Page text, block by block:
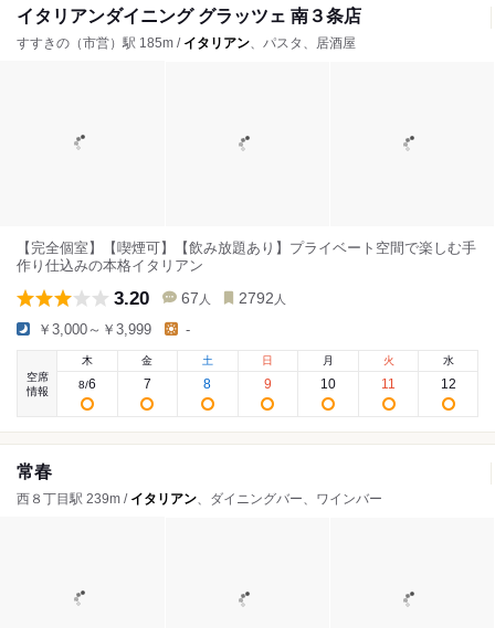
イタリアンダイニング グラッツェ 南３条店
すすきの（市営）駅 185m / イタリアン、パスタ、居酒屋
【完全個室】【喫煙可】【飲み放題あり】プライベート空間で楽しむ手
作り仕込みの本格イタリアン
3.20 67 人 2792 人
￥3,000～￥3,999 -
空席
情報
木
8/6
金
7
土
8
日
9
月
10
火
11
水
12
常春
西８丁目駅 239m / イタリアン、ダイニングバー、ワインバー